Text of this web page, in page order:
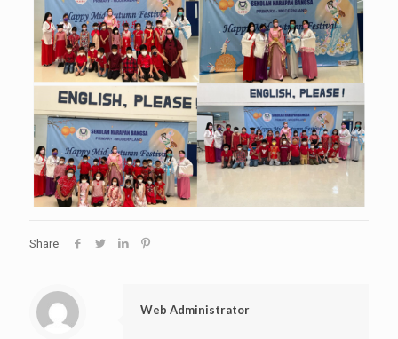
Share
Web Administrator